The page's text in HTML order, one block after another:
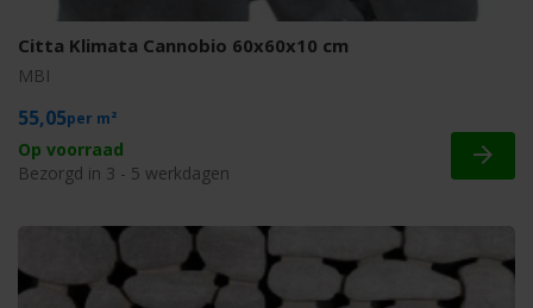
Citta Klimata Cannobio 60x60x10 cm
MBI
55,05 m²
Op voorraad
Bezorgd in 3 - 5 werkdagen